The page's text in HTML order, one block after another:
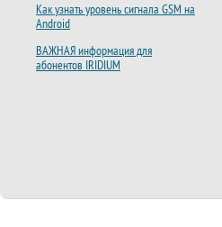
Как узнать уровень сигнала GSM на
Android
ВАЖНАЯ информация для
абонентов IRIDIUM